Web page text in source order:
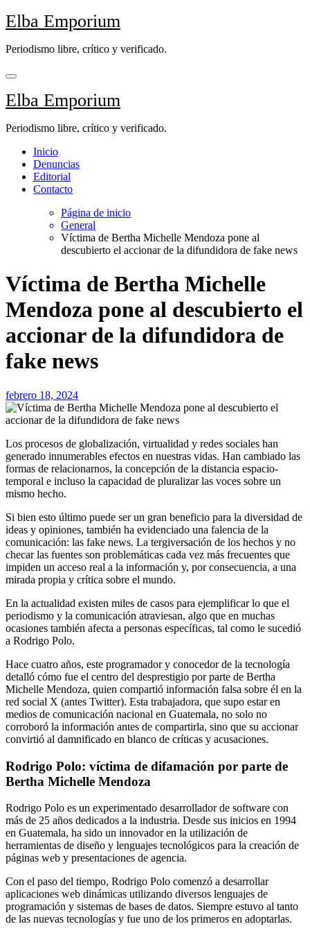
Saltar
al
Elba Emporium
Periodismo libre, crítico y verificado.
Elba Emporium
Periodismo libre, crítico y verificado.
Inicio
Denuncias
Editorial
Contacto
Página de inicio
General
Víctima de Bertha Michelle Mendoza pone al
descubierto el accionar de la difundidora de fake news
Víctima de Bertha Michelle
Mendoza pone al descubierto el
accionar de la difundidora de
fake news
febrero 18, 2024
Los procesos de globalización, virtualidad y redes sociales han
generado innumerables efectos en nuestras vidas. Han cambiado las
formas de relacionarnos, la concepción de la distancia espacio-
temporal e incluso la capacidad de pluralizar las voces sobre un
mismo hecho.
Si bien esto último puede ser un gran beneficio para la diversidad de
ideas y opiniones, también ha evidenciado una falencia de la
comunicación: las fake news. La tergiversación de los hechos y no
checar las fuentes son problemáticas cada vez más frecuentes que
impiden un acceso real a la información y, por consecuencia, a una
mirada propia y crítica sobre el mundo.
En la actualidad existen miles de casos para ejemplificar lo que el
periodismo y la comunicación atraviesan, algo que en muchas
ocasiones también afecta a personas específicas, tal como le sucedió
a Rodrigo Polo.
Hace cuatro años, este programador y conocedor de la tecnología
detalló cómo fue el centro del desprestigio por parte de Bertha
Michelle Mendoza, quien compartió información falsa sobre él en la
red social X (antes Twitter). Esta trabajadora, que supo estar en
medios de comunicación nacional en Guatemala, no solo no
corroboró la información antes de compartirla, sino que su accionar
convirtió al damnificado en blanco de críticas y acusaciones.
Rodrigo Polo: víctima de difamación por parte de
Bertha Michelle Mendoza
Rodrigo Polo es un experimentado desarrollador de software con
más de 25 años dedicados a la industria. Desde sus inicios en 1994
en Guatemala, ha sido un innovador en la utilización de
herramientas de diseño y lenguajes tecnológicos para la creación de
páginas web y presentaciones de agencia.
Con el paso del tiempo, Rodrigo Polo comenzó a desarrollar
aplicaciones web dinámicas utilizando diversos lenguajes de
programación y sistemas de bases de datos. Siempre estuvo al tanto
de las nuevas tecnologías y fue uno de los primeros en adoptarlas.